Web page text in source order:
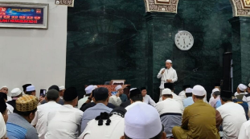
POLITIK
HUKUM
KRIMINAL
ENTREPRENEURSHIP